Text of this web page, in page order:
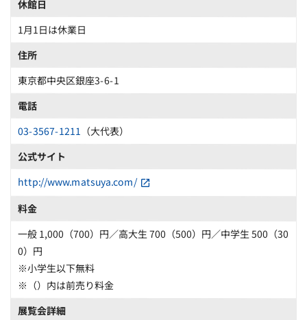
休館日
1月1日は休業日
住所
東京都中央区銀座3-6-1
電話
03-3567-1211 （大代表）
公式サイト
http://www.matsuya.com/
料金
一般 1,000（700）円／高大生 700（500）円／中学生 500（30
0）円
※小学生以下無料
※（）内は前売り料金
展覧会詳細